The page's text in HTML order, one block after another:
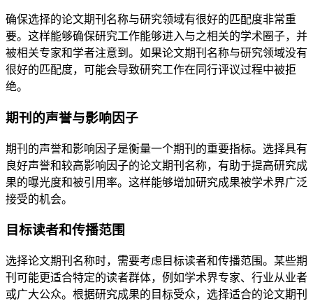
确保选择的论文期刊名称与研究领域有很好的匹配度非常重
要。这样能够确保研究工作能够进入与之相关的学术圈子，并
被相关专家和学者注意到。如果论文期刊名称与研究领域没有
很好的匹配度，可能会导致研究工作在同行评议过程中被拒
绝。
期刊的声誉与影响因子
期刊的声誉和影响因子是衡量一个期刊的重要指标。选择具有
良好声誉和较高影响因子的论文期刊名称，有助于提高研究成
果的曝光度和被引用率。这样能够增加研究成果被学术界广泛
接受的机会。
目标读者和传播范围
选择论文期刊名称时，需要考虑目标读者和传播范围。某些期
刊可能更适合特定的读者群体，例如学术界专家、行业从业者
或广大公众。根据研究成果的目标受众，选择适合的论文期刊